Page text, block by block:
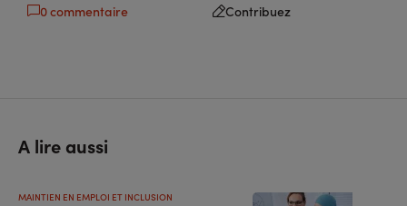
0 commentaire Contribuez
A lire aussi
MAINTIEN EN EMPLOI ET INCLUSION